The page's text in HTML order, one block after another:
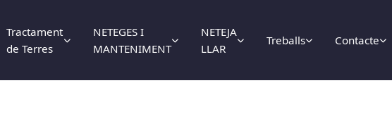
Tractament
de Terres
NETEGES I
MANTENIMENT
NETEJA
LLAR
Treballs Contacte